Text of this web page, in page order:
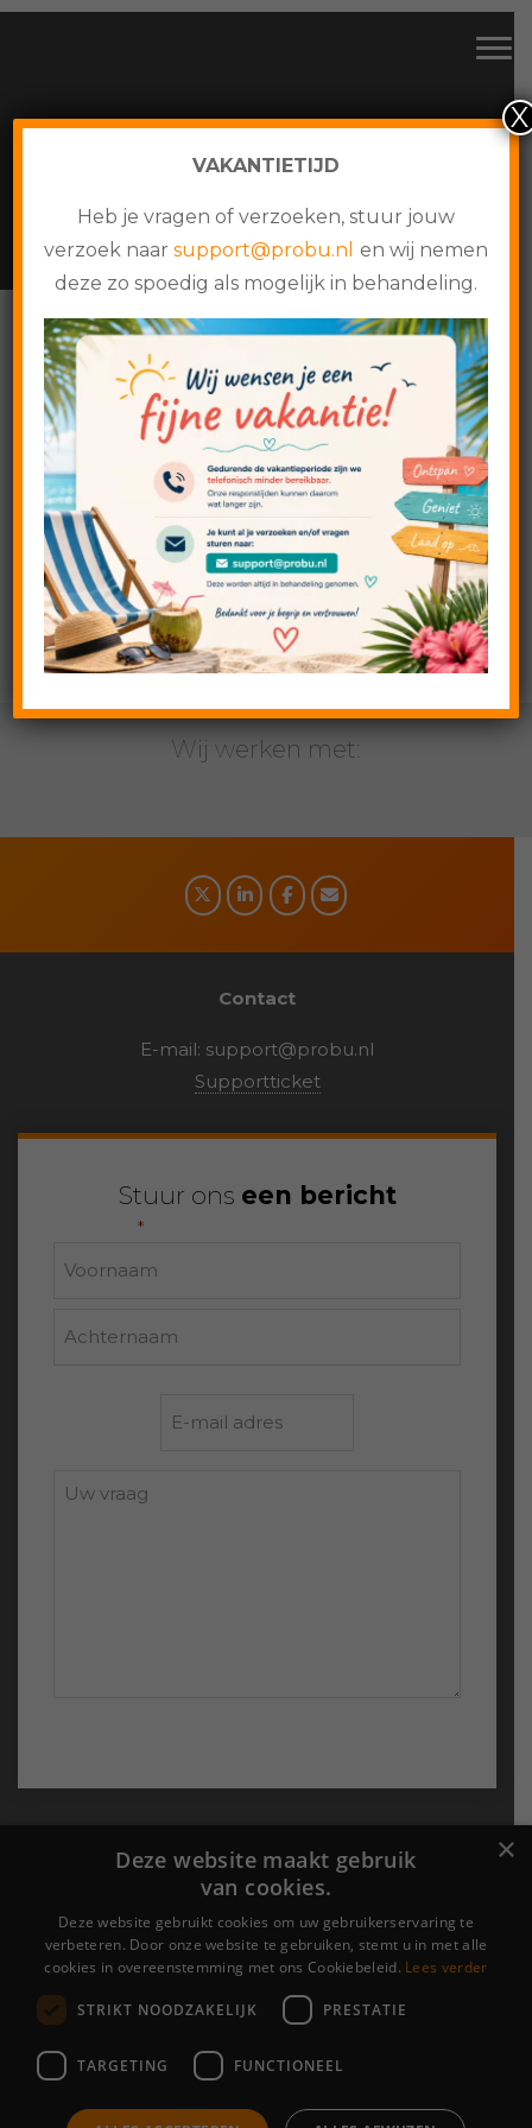
hoofdnavigatie
hoofd
LOWLANDS
Home › Google Search › Lowlands
Lowlands
10 juli 2021
Post Content
Geplaatst in: Google Search
Wij werken met:
Contact
E-mail: support@probu.nl
Supportticket
Stuur ons een bericht
*" geeft vereiste velden aan
Uw
›Over ons
›Portfolio
›Contact
Algemene voorwaarden |Cookieverklaring &
Privacyverklaring
[brb_collection id="6469"]
VAKANTIETIJD
Heb je vragen of verzoeken, stuur jouw
verzoek naarsupport@probu.nl
en wij nemen
deze zo spoedig als mogelijk in behandeling.
X
×
Deze website maakt gebruik
van cookies.
Deze website gebruikt cookies om uw gebruikerservaring te
verbeteren. Door onze website te gebruiken, stemt u in met alle
cookies in overeenstemming met ons Cookiebeleid. Lees verder
STRIKT NOODZAKELIJK PRESTATIE
TARGETING FUNCTIONEEL